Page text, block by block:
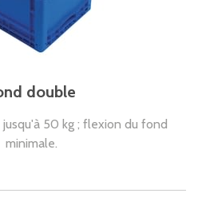
double
jusqu'à 50 kg ; flexion du fond
minimale.